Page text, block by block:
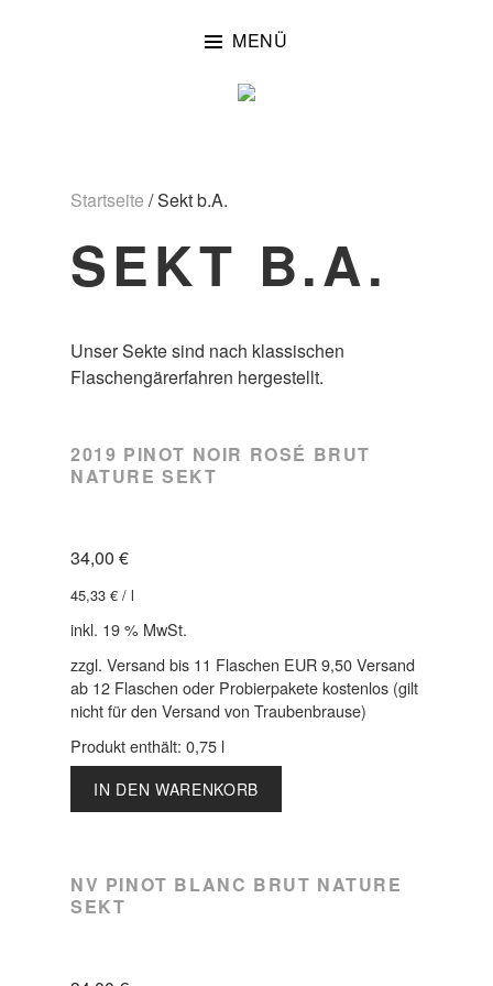
MENÜ
Startseite / Sekt b.A.
SEKT B.A.
Unser Sekte sind nach klassischen
Flaschengärerfahren hergestellt.
2019 PINOT NOIR ROSÉ BRUT
NATURE SEKT
34,00 €
45,33 € / l
inkl. 19 % MwSt.
zzgl. Versand bis 11 Flaschen EUR 9,50 Versand
ab 12 Flaschen oder Probierpakete kostenlos (gilt
nicht für den Versand von Traubenbrause)
Produkt enthält: 0,75 l
IN DEN WARENKORB
NV PINOT BLANC BRUT NATURE
SEKT